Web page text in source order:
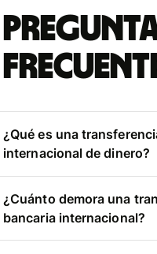
¿Qué es una
internacional de dinero?
¿Cuánto demora una
bancaria internacional?